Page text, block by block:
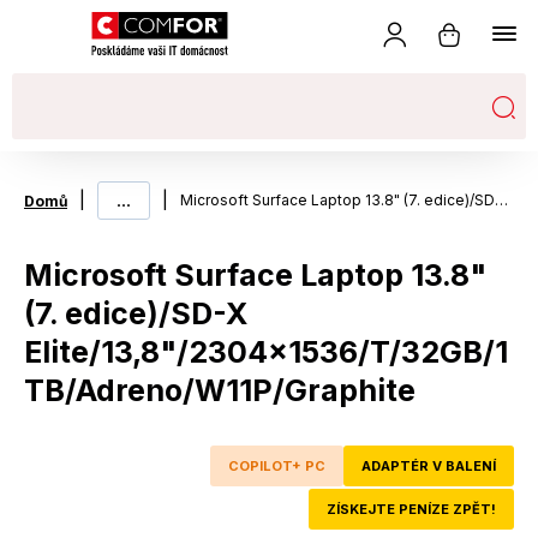
Domů ... Microsoft Surface Laptop 13.8" (7. edice)/SD-X Elite/13,8"/2304x1536/T/32GB/1TB/Adreno/W11P/Graphite
Microsoft Surface Laptop 13.8"
(7. edice)/SD-X
Elite/13,8"/2304x1536/T/32GB/1
TB/Adreno/W11P/Graphite
COPILOT+ PC ADAPTÉR V BALENÍ
ZÍSKEJTE PENÍZE ZPĚT!